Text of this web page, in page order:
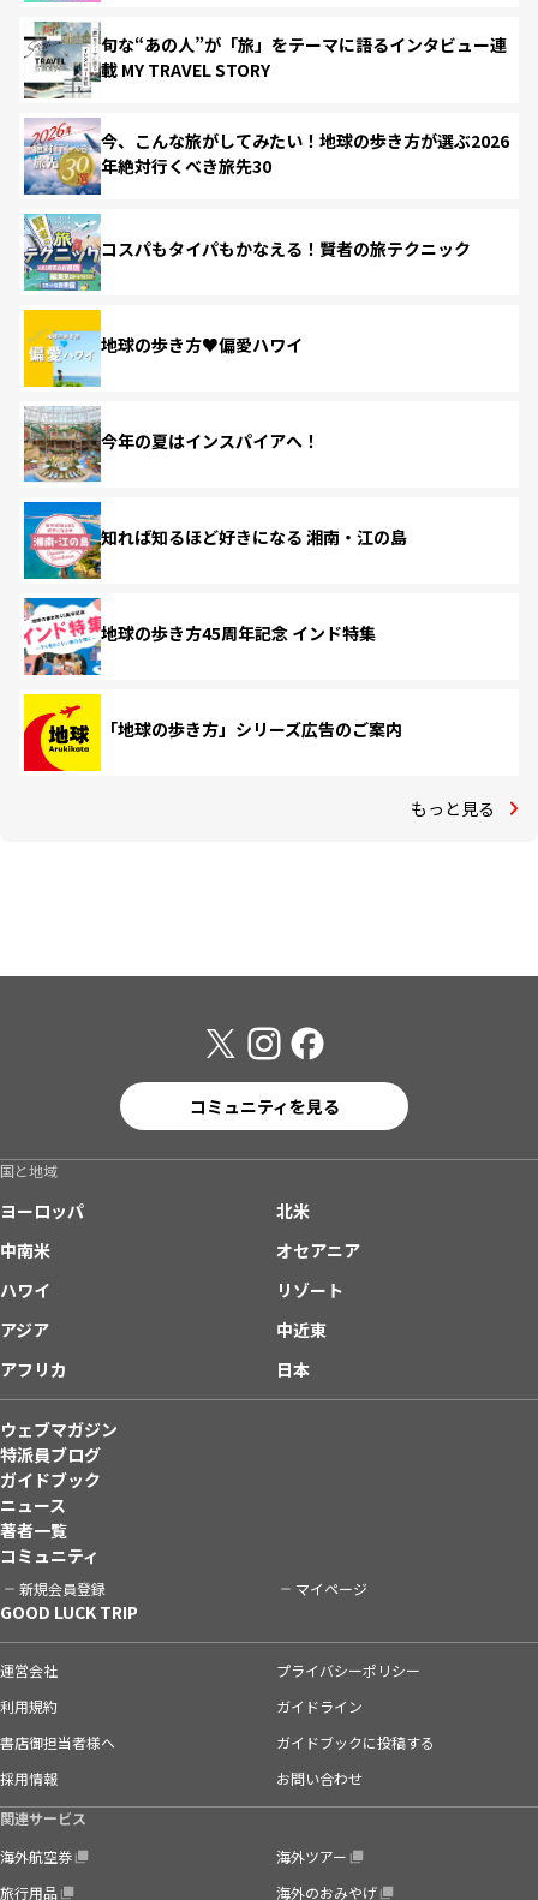
旬な“あの人”が「旅」をテーマに語るインタビュー連
載 MY TRAVEL STORY
今、こんな旅がしてみたい！地球の歩き方が選ぶ2026
年絶対行くべき旅先30
コスパもタイパもかなえる！賢者の旅テクニック
地球の歩き方♥偏愛ハワイ
今年の夏はインスパイアへ！
知れば知るほど好きになる 湘南・江の島
地球の歩き方45周年記念 インド特集
「地球の歩き方」シリーズ広告のご案内
もっと見る
コミュニティを見る
国と地域
ヨーロッパ
北米
中南米
オセアニア
ハワイ
リゾート
アジア
中近東
アフリカ
日本
ウェブマガジン
特派員ブログ
ガイドブック
ニュース
著者一覧
コミュニティ
新規会員登録 マイページ
GOOD LUCK TRIP
運営会社
プライバシーポリシー
利用規約
ガイドライン
書店御担当者様へ
ガイドブックに投稿する
採用情報
お問い合わせ
関連サービス
海外航空券
海外ツアー
旅行用品
海外のおみやげ